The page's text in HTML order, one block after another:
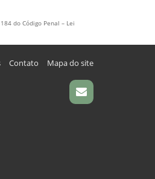
do Código Penal – Lei
Contato Mapa do site